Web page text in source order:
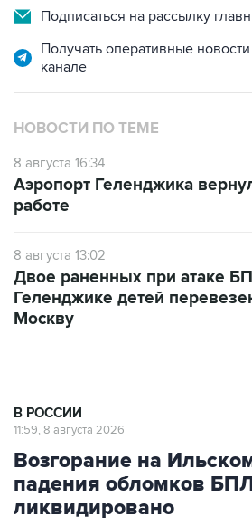
Подписаться на рассылку
Получать оперативные
канале
НОВОСТИ ПО ТЕМЕ
8 августа 16:34
Аэропорт Геленджика
работе
8 августа 13:02
Двое раненных при атаке
Геленджике детей
Москву
В РОССИИ
11:59, 8 августа 2026
Возгорание на
падения обломков
ликвидировано